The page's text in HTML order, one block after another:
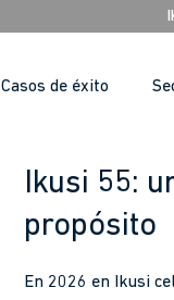
Casos de éxito
Ikusi 55:
propósito
En 2026 en Ikusi